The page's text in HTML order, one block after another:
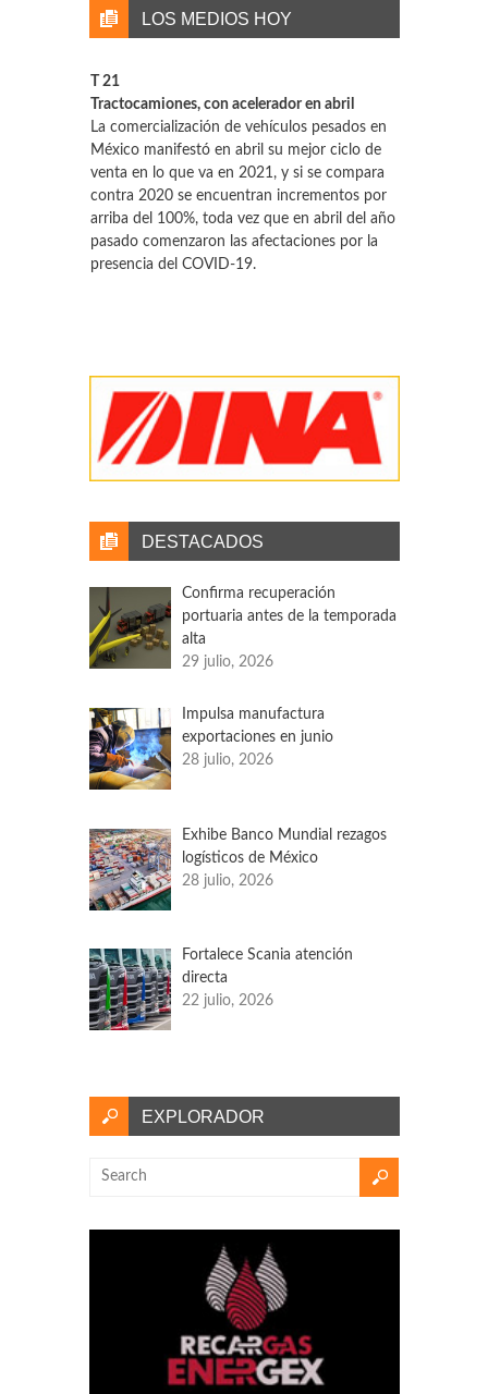
LOS MEDIOS HOY
T 21
Tractocamiones, con acelerador en abril
La comercialización de vehículos pesados en
México manifestó en abril su mejor ciclo de
venta en lo que va en 2021, y si se compara
contra 2020 se encuentran incrementos por
arriba del 100%, toda vez que en abril del año
pasado comenzaron las afectaciones por la
presencia del COVID-19.
Algunos de los mayores compradores de
chips del mundo, incluidos Apple Inc,
Microsoft Corp y Google de Alphabet Inc, se
están uniendo a los principales fabricantes de
procesadores, como Intel Corp, para crear un
gubernamentales en el sector.
DESTACADOS
Confirma recuperación
portuaria antes de la temporada
alta
29 julio, 2026
Impulsa manufactura
exportaciones en junio
28 julio, 2026
Exhibe Banco Mundial rezagos
logísticos de México
28 julio, 2026
Fortalece Scania atención
directa
22 julio, 2026
EXPLORADOR